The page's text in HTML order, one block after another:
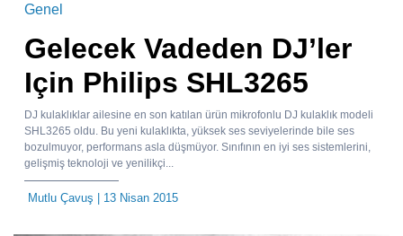
Genel
Gelecek Vadeden DJ’ler
Için Philips SHL3265
DJ kulaklıklar ailesine en son katılan ürün mikrofonlu DJ kulaklık modeli
SHL3265 oldu. Bu yeni kulaklıkta, yüksek ses seviyelerinde bile ses
bozulmuyor, performans asla düşmüyor. Sınıfının en iyi ses sistemlerini,
gelişmiş teknoloji ve yenilikçi...
Mutlu Çavuş | 13 Nisan 2015